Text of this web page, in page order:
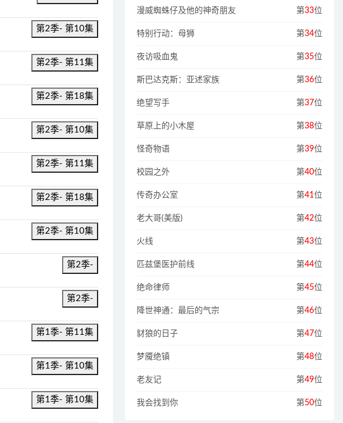
第2季- 第10集
第2季- 第11集
第2季- 第18集
第2季- 第10集
第2季- 第11集
第2季- 第18集
第2季- 第10集
第2季-
第2季-
第1季- 第11集
第1季- 第10集
第1季- 第10集
漫威蜘蛛仔及他的神奇朋友 第33位
特别行动：母狮 第34位
夜访吸血鬼 第35位
斯巴达克斯：亚述家族 第36位
绝望写手 第37位
草原上的小木屋 第38位
怪奇物语 第39位
校园之外 第40位
传奇办公室 第41位
老大哥(美版) 第42位
火线 第43位
匹兹堡医护前线 第44位
绝命律师 第45位
降世神通：最后的气宗 第46位
豺狼的日子 第47位
梦魇绝镇 第48位
老友记 第49位
我会找到你 第50位